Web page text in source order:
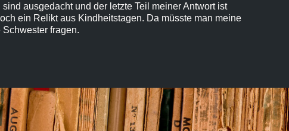
sind ausgedacht und der letzte Teil meiner Antwort ist
ein Relikt aus Kindheitstagen. Da müsste man meine
fragen.